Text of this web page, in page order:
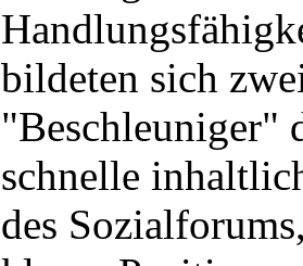
bildeten sich
"Beschleuniger"
schnelle
des